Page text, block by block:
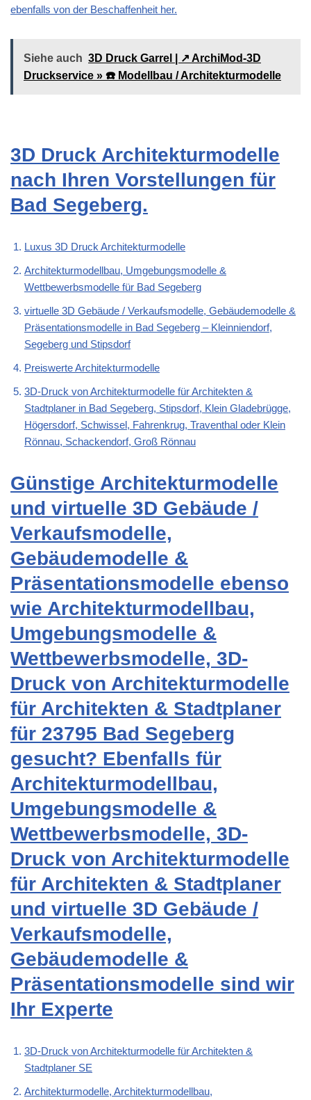
ebenfalls von der Beschaffenheit her.
Siehe auch 3D Druck Garrel | ↗️ ArchiMod-3D
Druckservice » ☎️ Modellbau / Architekturmodelle
3D Druck Architekturmodelle
nach Ihren Vorstellungen für
Bad Segeberg.
Luxus 3D Druck Architekturmodelle
Architekturmodellbau, Umgebungsmodelle &
Wettbewerbsmodelle für Bad Segeberg
virtuelle 3D Gebäude / Verkaufsmodelle, Gebäudemodelle &
Präsentationsmodelle in Bad Segeberg – Kleinniendorf,
Segeberg und Stipsdorf
Preiswerte Architekturmodelle
3D-Druck von Architekturmodelle für Architekten &
Stadtplaner in Bad Segeberg, Stipsdorf, Klein Gladebrügge,
Högersdorf, Schwissel, Fahrenkrug, Traventhal oder Klein
Rönnau, Schackendorf, Groß Rönnau
Günstige Architekturmodelle
und virtuelle 3D Gebäude /
Verkaufsmodelle,
Gebäudemodelle &
Präsentationsmodelle ebenso
wie Architekturmodellbau,
Umgebungsmodelle &
Wettbewerbsmodelle, 3D-
Druck von Architekturmodelle
für Architekten & Stadtplaner
für 23795 Bad Segeberg
gesucht? Ebenfalls für
Architekturmodellbau,
Umgebungsmodelle &
Wettbewerbsmodelle, 3D-
Druck von Architekturmodelle
für Architekten & Stadtplaner
und virtuelle 3D Gebäude /
Verkaufsmodelle,
Gebäudemodelle &
Präsentationsmodelle sind wir
Ihr Experte
3D-Druck von Architekturmodelle für Architekten &
Stadtplaner SE
Architekturmodelle, Architekturmodellbau,